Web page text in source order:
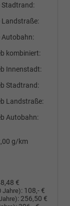
kombiniert:
Innenstadt:
Stadtrand:
Landstraße:
Autobahn:
g/km
€
Jahre): 108,- €
: 256,50 €